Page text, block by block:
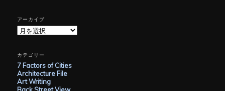
アーカイブ
ア
ー
イ
ブ
カテゴリー
7 Factors of Cities
Architecture File
Art Writing